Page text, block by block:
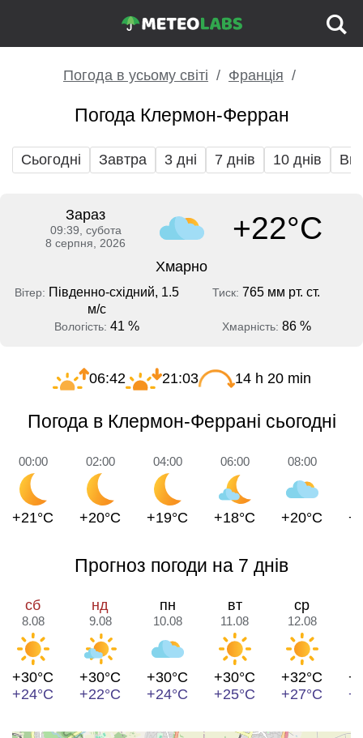
Погода в усьому світі Франція
Погода Клермон-Ферран
Сьогодні Завтра 3 дні 7 днів 10 днів
Зараз
09:39, субота
8 серпня, 2026
+22°C
Хмарно
Вітер: Південно-східний, 1.5
м/с
Тиск: 765 мм рт. ст.
Вологість: 41 % Хмарність: 86 %
06:42 21:03 14 h 20 min
Погода в Клермон-Феррані сьогодні
00:00
+21°C
02:00
+20°C
04:00
+19°C
06:00
+18°C
08:00
+20°C
Прогноз погоди на 7 днів
сб
8.08
+30°C
+24°C
нд
9.08
+30°C
+22°C
пн
10.08
+30°C
+24°C
вт
11.08
+30°C
+25°C
ср
12.08
+32°C
+27°C